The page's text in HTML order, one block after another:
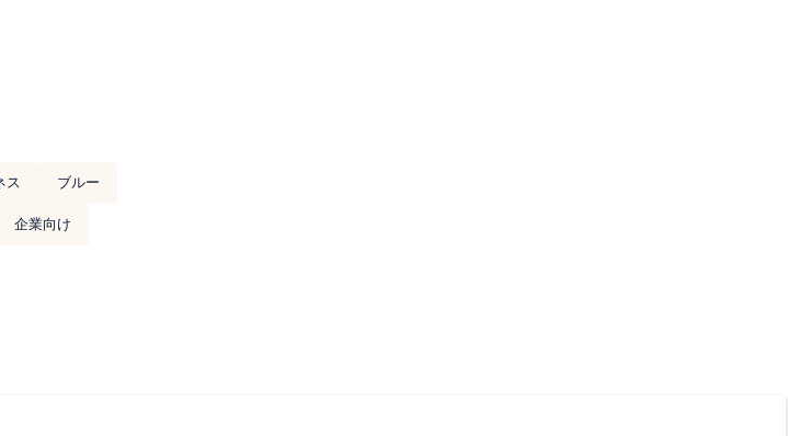
ス
ブルー
企業向け